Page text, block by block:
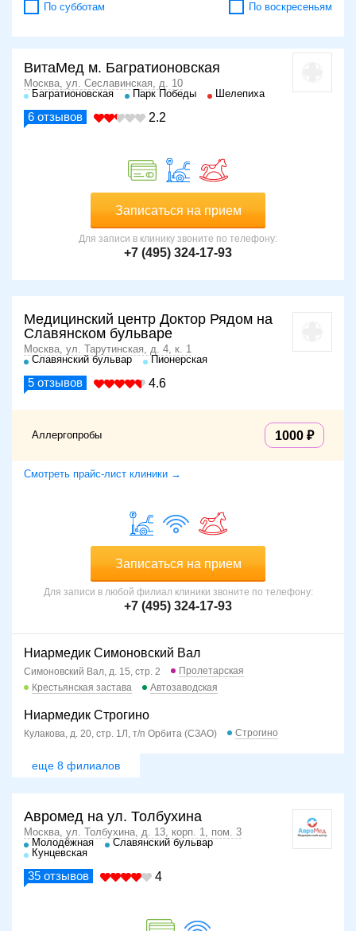
По субботам По воскресеньям
ВитаМед м. Багратионовская
Москва, ул. Сеславинская, д. 10
Багратионовская
Парк Победы Шелепиха
6 отзывов 2.2
Записаться на прием
Для записи в клинику звоните по телефону:
+7 (495) 324-17-93
Медицинский центр Доктор Рядом на
Славянском бульваре
Москва, ул. Тарутинская, д. 4, к. 1
Славянский бульвар
Пионерская
5 отзывов 4.6
Аллергопробы 1000
Смотреть прайс-лист клиники →
Записаться на прием
Для записи в любой филиал клиники звоните по телефону:
+7 (495) 324-17-93
Ниармедик Симоновский Вал
Симоновский Вал, д. 15, стр. 2
Пролетарская
Крестьянская застава
Автозаводская
Ниармедик Строгино
Кулакова, д. 20, стр. 1Л, т/п Орбита (СЗАО) Строгино
еще 8 филиалов
Авромед на ул. Толбухина
Москва, ул. Толбухина, д. 13, корп. 1, пом. 3
Молодёжная
Славянский бульвар
Кунцевская
35 отзывов 4